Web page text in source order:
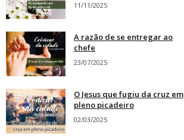
11/11/2025
A razão de se entregar ao
chefe
23/07/2025
O Jesus que fugiu da cruz em
pleno picadeiro
02/03/2025